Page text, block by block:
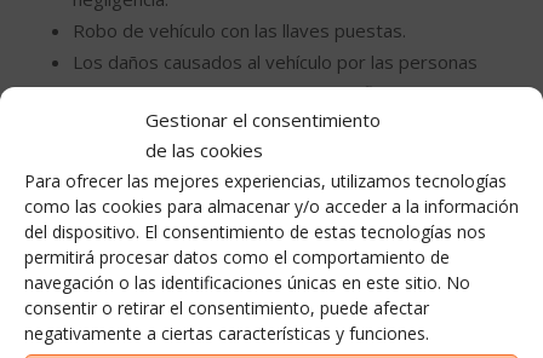
Gestionar el consentimiento
de las cookies
Para ofrecer las mejores experiencias, utilizamos tecnologías
como las cookies para almacenar y/o acceder a la información
del dispositivo. El consentimiento de estas tecnologías nos
permitirá procesar datos como el comportamiento de
navegación o las identificaciones únicas en este sitio. No
consentir o retirar el consentimiento, puede afectar
negativamente a ciertas características y funciones.
Robo de vehículo con las llaves puestas.
Los daños causados ​​al vehículo por las personas
a través de la conducción bajo la Influencia de
alcohol o drogas.
Multas por violar las leyes y reglamentos de
tránsito durante el período de alquiler son
responsabilidad del conductor del vehículo. En el
caso de un ser recibida, la cantidad de 30 € en
concepto de gastos de administración se incurre
en ellos.
Repostar con el tipo de gasolina equivocada.